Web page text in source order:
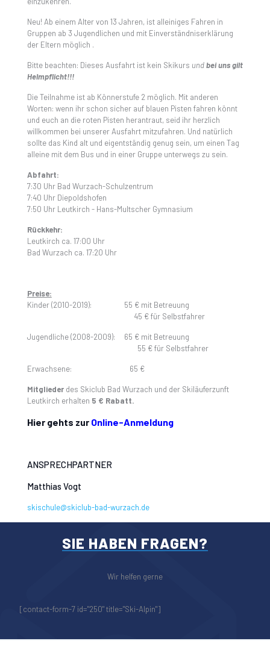
Neu! Ab einem Alter von 13 Jahren, ist alleiniges Fahren in
Gruppen ab 3 Jugendlichen und mit Einverständniserklärung
der Eltern möglich .
Bitte beachten: Dieses Ausfahrt ist kein Skikurs undbei uns gilt
Helmpflicht!!!
Die Teilnahme ist ab Könnerstufe 2 möglich. Mit anderen
Worten: wenn ihr schon sicher auf blauen Pisten fahren könnt
und euch an die roten Pisten herantraut, seid ihr herzlich
willkommen bei unserer Ausfahrt mitzufahren. Und natürlich
sollte das Kind alt und eigentständig genug sein, um einen Tag
alleine mit dem Bus und in einer Gruppe unterwegs zu sein.
Abfahrt:
7:30 Uhr Bad Wurzach-Schulzentrum
7:40 Uhr Diepoldshofen
7:50 Uhr Leutkirch - Hans-Multscher Gymnasium
Rückkehr:
Leutkirch ca. 17:00 Uhr
Bad Wurzach ca. 17:20 Uhr
Preise:
Kinder (2010-2019): 55 € mit Betreuung
45 € für Selbstfahrer
Jugendliche (2008-2009): 65 € mit Betreuung
55 € für Selbstfahrer
Erwachsene: 65 €
Mitgliederdes Skiclub Bad Wurzach und der Skiläuferzunft
Leutkirch erhalten 5 € Rabatt.
Hier gehts zur Online-Anmeldung
ANSPRECHPARTNER
Matthias Vogt
skischule@skiclub-bad-wurzach.de
SIE HABEN FRAGEN?
Wir helfen gerne
[contact-form-7 id="250" title="Ski-Alpin"]